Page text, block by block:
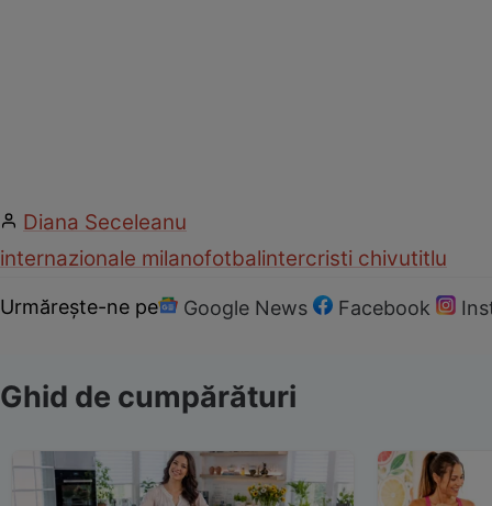
Diana Seceleanu
internazionale milanofotbalintercristi chivutitlu
Urmărește-ne pe Google News Facebook
Ghid de cumpărături